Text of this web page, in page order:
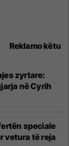
Reklamo këtu
zyrtare:
në Cyrih
speciale
vetura të reja